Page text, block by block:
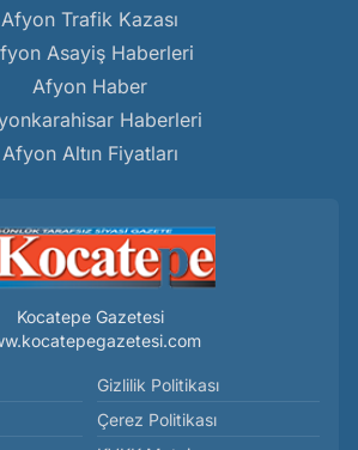
Afyon Trafik Kazası
Asayiş Haberleri
Afyon Haber
Haberleri
Afyon Altın Fiyatları
Kocatepe Gazetesi
Gizlilik Politikası
Çerez Politikası